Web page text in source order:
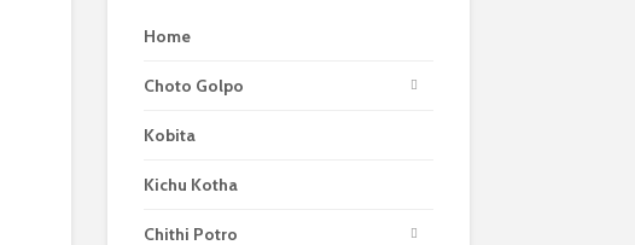
Home
Choto Golpo
Kobita
Kichu Kotha
Chithi Potro